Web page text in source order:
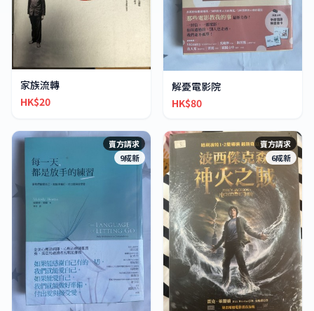
家族流轉
HK$20
解憂電影院
HK$80
賣方請求
9成新
賣方請求
6成新